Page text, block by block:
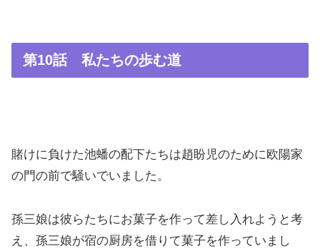
第10話 私たちの歩む道
賭けに負けた池蟠の配下たちは趙盼児のために欧陽家
の門の前で騒いでいました。
孫三娘は彼らたちにお菓子を作って差し入れようと考
え、孫三娘が宿の厨房を借りて菓子を作っていまし